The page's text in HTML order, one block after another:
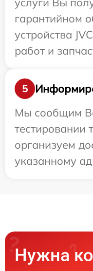
гарантийном
устройства
работ и
5
Мы сообщим
тестировании
организуем
указанному
Нужна